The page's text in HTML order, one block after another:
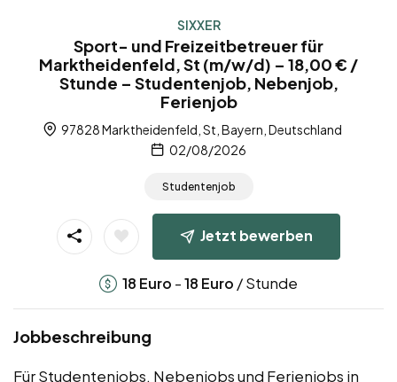
SIXXER
Sport- und Freizeitbetreuer für
Marktheidenfeld, St (m/w/d) – 18,00 € /
Stunde – Studentenjob, Nebenjob,
Ferienjob
97828 Marktheidenfeld, St, Bayern, Deutschland
02/08/2026
Studentenjob
Jetzt bewerben
18 Euro -18 Euro / Stunde
Jobbeschreibung
Für Studentenjobs, Nebenjobs und Ferienjobs in